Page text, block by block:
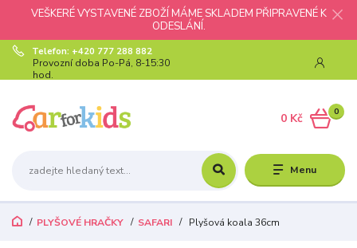
VEŠKERÉ VYSTAVENÉ ZBOŽÍ MÁME SKLADEM PŘIPRAVENÉ K
ODESLÁNÍ.
Menu
Telefon: +420 777 288 882
Provozní doba Po-Pá, 8-15:30
hod.
0
0 Kč
PLYŠOVÉ HRAČKY SAFARI Plyšová koala 36cm